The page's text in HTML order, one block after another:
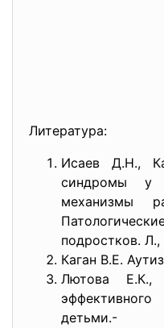
Литература:
Исаев Д.Н.,
синдромы у
механизмы
подростков. Л.,
Каган В.Е.
Лютова Е.К.,
детьми.-